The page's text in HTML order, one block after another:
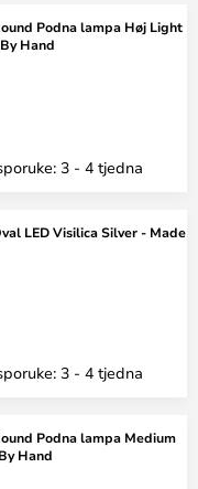
Podna lampa Høj Light
Hand
3 - 4 tjedna
LED Visilica Silver - Made
3 - 4 tjedna
Podna lampa Medium
Hand